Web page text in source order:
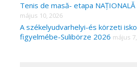
Tenis de masă- etapa NAȚIONALĂ
május 10, 2026
A székelyudvarhelyi-és körzeti
figyelmébe-Sulibörze 2026 május